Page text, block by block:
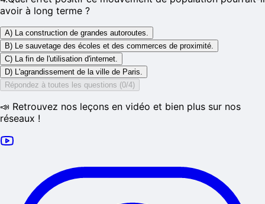
avoir à long terme ?
A) La construction de grandes autoroutes.
B) Le sauvetage des écoles et des commerces de proximité.
C) La fin de l'utilisation d'internet.
D) L'agrandissement de la ville de Paris.
Répondez à toutes les questions (0/4)
📣 Retrouvez nos leçons en vidéo et bien plus sur nos
réseaux !